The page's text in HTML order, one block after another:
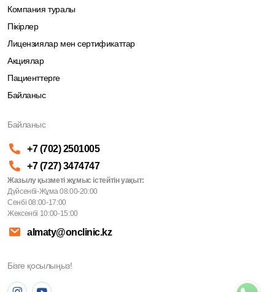
Компания туралы
Пікірлер
Лицензиялар мен сертификаттар
Акциялар
Пациенттерге
Байланыс
Байланыс
+7 (702) 2501005
+7 (727) 3474747
Жазылу қызметі жұмыс істейтін уақыт:
Дүйсенбі-Жұма 08:00-20:00
Сенбі 08:00-17:00
Жексенбі 10:00-15:00
almaty@onclinic.kz
Бізге қосылыңыз!